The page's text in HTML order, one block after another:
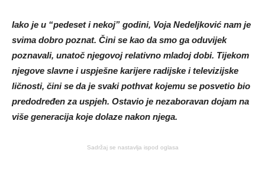
Iako je u “pedeset i nekoj” godini, Voja Nedeljković nam je
svima dobro poznat. Čini se kao da smo ga oduvijek
poznavali, unatoč njegovoj relativno mladoj dobi. Tijekom
njegove slavne i uspješne karijere radijske i televizijske
ličnosti, čini se da je svaki pothvat kojemu se posvetio bio
predodređen za uspjeh. Ostavio je nezaboravan dojam na
više generacija koje dolaze nakon njega.
Sadržaj se nastavlja ispod oglasa